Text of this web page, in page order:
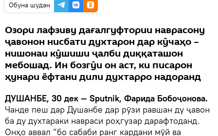
Обуна шудан
Озори лафзиву дағалгуфтории наврасону
ҷавонон нисбати духтарон дар кӯчаҳо –
нишонаи кӯшиши ҷалби диққаташон
мебошад. Ин бозгӯи он аст, ки писарон
ҳунари ёфтани дили духтарро надоранд
ДУШАНБЕ, 30 дек — Sputnik, Фарида Бобоҷонова.
Чанде пеш дар Душанбе дар рӯзи равшан ду ҷавон
ба ду духтараки навраси роҳгузар дарафтоданд.
Онҳо аввал “бо сабаби ранг кардани мӯй ва